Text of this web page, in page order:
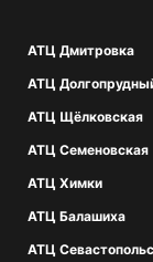
АТЦ Дмитровка
АТЦ
АТЦ Щёлковская
АТЦ Семеновская
АТЦ Химки
АТЦ Балашиха
АТЦ